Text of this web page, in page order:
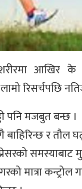
आखिर के
रिसर्चपछि
पनि मजबुत बन्छ ।
बाहिरिन्छ र तौल
समस्याबाट
मात्रा कन्ट्रोल